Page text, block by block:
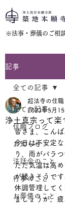
​※法事・葬儀のご相
記事
全ての記事
住職ブログ
お知らせ
法話会のこと
行事のこと
お葬儀のこと
全ての記事
浄土真宗って楽
超法寺の住職
2023年5月15
皆さま、こんば
今日は不安定
り、雨がパラ
ただ気温は高
が続きそうです
体調管理して
ましょうが、